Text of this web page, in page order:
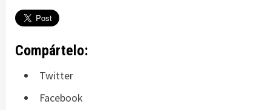
Compártelo:
Twitter
Facebook